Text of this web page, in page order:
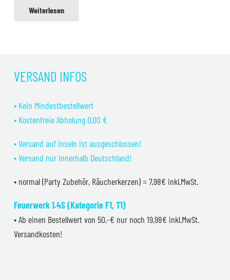
Weiterlesen
VERSAND INFOS
• Kein Mindestbestellwert
• Kostenfreie Abholung 0,00 €
• Versand auf Inseln ist ausgeschlossen!
• Versand nur innerhalb Deutschland!
• normal (Party Zubehör, Räucherkerzen) = 7,98€ inkl.MwSt.
Feuerwerk 1.4S (Kategorie F1, T1)
• Ab einen Bestellwert von 50,-€ nur noch 19,98€ inkl.MwSt.
Versandkosten!